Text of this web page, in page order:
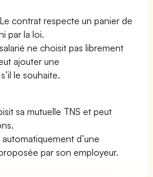
contrat respecte un panier de
par la loi.
ne choisit pas librement
ajouter une
le souhaite.
sa mutuelle TNS et peut
d’une
par son employeur.